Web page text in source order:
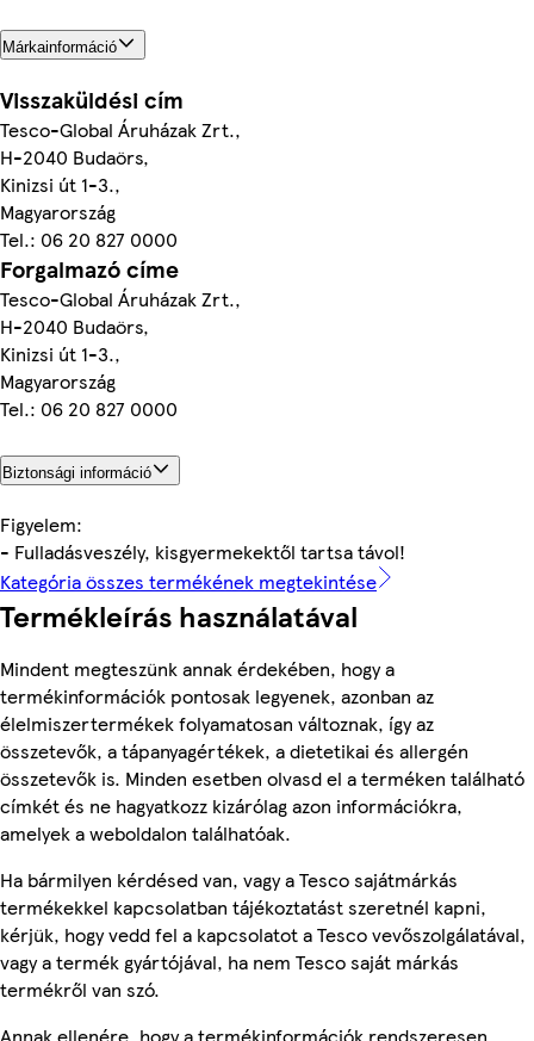
Márkainformáció
Visszaküldési cím
Tesco-Global Áruházak Zrt.,
H-2040 Budaörs,
Kinizsi út 1-3.,
Magyarország
Tel.: 06 20 827 0000
Forgalmazó címe
Tesco-Global Áruházak Zrt.,
H-2040 Budaörs,
Kinizsi út 1-3.,
Magyarország
Tel.: 06 20 827 0000
Biztonsági információ
Figyelem:
- Fulladásveszély, kisgyermekektől tartsa távol!
Kategória összes termékének megtekintése
Termékleírás használatával
Mindent megteszünk annak érdekében, hogy a
termékinformációk pontosak legyenek, azonban az
élelmiszertermékek folyamatosan változnak, így az
összetevők, a tápanyagértékek, a dietetikai és allergén
összetevők is. Minden esetben olvasd el a terméken található
címkét és ne hagyatkozz kizárólag azon információkra,
amelyek a weboldalon találhatóak.
Ha bármilyen kérdésed van, vagy a Tesco sajátmárkás
termékekkel kapcsolatban tájékoztatást szeretnél kapni,
kérjük, hogy vedd fel a kapcsolatot a Tesco vevőszolgálatával,
vagy a termék gyártójával, ha nem Tesco saját márkás
termékről van szó.